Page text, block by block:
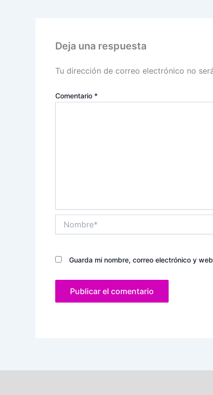
Deja una respuesta
Tu dirección de correo electrónico no
Comentario *
Guarda mi nombre, correo electrónico y